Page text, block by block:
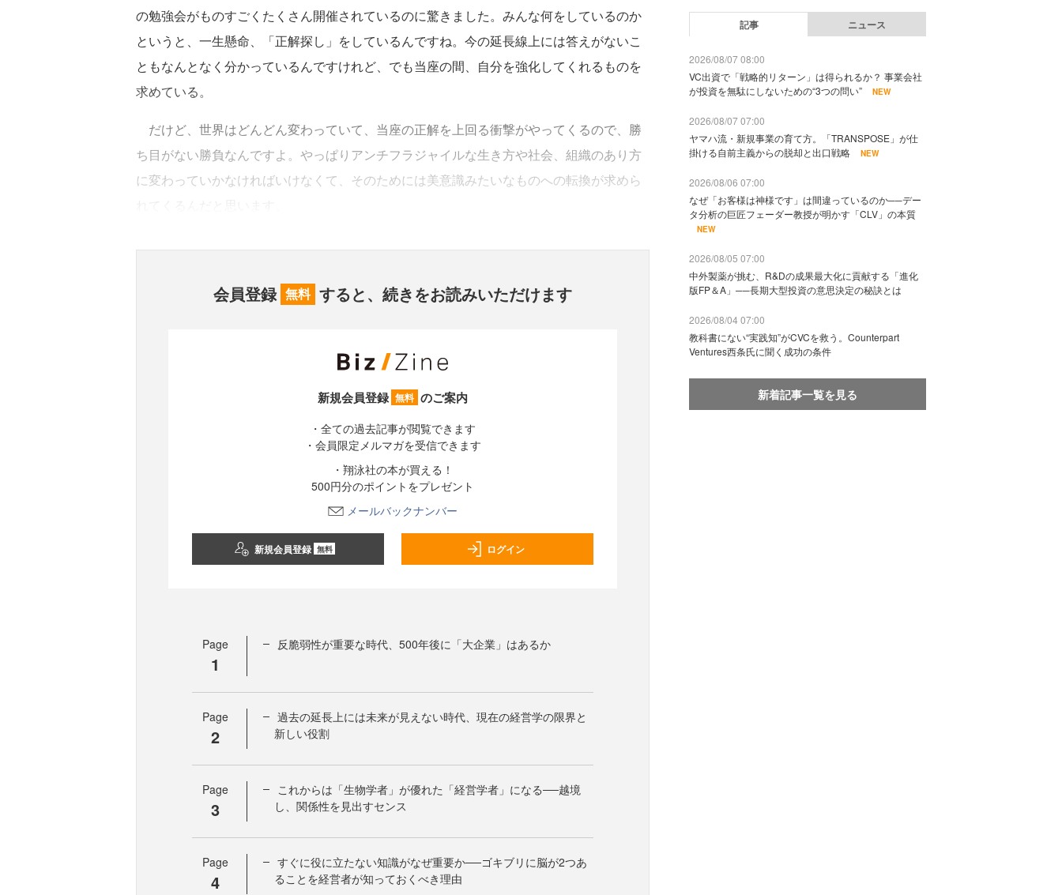
の勉強会がものすごくたくさん開催されているのに驚きました。みんな何をしているのか
というと、一生懸命、「正解探し」をしているんですね。今の延長線上には答えがないこ
ともなんとなく分かっているんですけれど、でも当座の間、自分を強化してくれるものを
求めている。
だけど、世界はどんどん変わっていて、当座の正解を上回る衝撃がやってくるので、勝
ち目がない勝負なんですよ。やっぱりアンチフラジャイルな生き方や社会、組織のあり方
に変わっていかなければいけなくて、そのためには美意識みたいなものへの転換が求めら
会員登録 無料 すると、続きをお読みいただけます
新規会員登録 無料 のご案内
・全ての過去記事が閲覧できます
・会員限定メルマガを受信できます
・翔泳社の本が買える！
500円分のポイントをプレゼント
メールバックナンバー
新規会員登録 無料 ログイン
Page
1
反脆弱性が重要な時代、500年後に「大企業」はあるか
Page
2
過去の延長上には未来が見えない時代、現在の経営学の限界と
新しい役割
Page
3
これからは「生物学者」が優れた「経営学者」になる──越境
し、関係性を見出すセンス
Page
4
すぐに役に立たない知識がなぜ重要か──ゴキブリに脳が2つあ
ることを経営者が知っておくべき理由
記事 ニュース
2026/08/07 08:00
VC出資で「戦略的リターン」は得られるか？ 事業会社
が投資を無駄にしないための“3つの問い”
NEW
2026/08/07 07:00
ヤマハ流・新規事業の育て方。「TRANSPOSE」が仕
掛ける自前主義からの脱却と出口戦略
NEW
2026/08/06 07:00
なぜ「お客様は神様です」は間違っているのか──デー
タ分析の巨匠フェーダー教授が明かす「CLV」の本質
NEW
2026/08/05 07:00
中外製薬が挑む、R&Dの成果最大化に貢献する「進化
版FP＆A」──長期大型投資の意思決定の秘訣とは
2026/08/04 07:00
教科書にない“実践知”がCVCを救う。Counterpart
Ventures西条氏に聞く成功の条件
新着記事一覧を見る